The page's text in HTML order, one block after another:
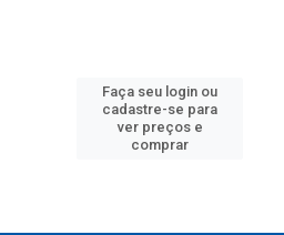
Faça seu login ou
cadastre-se para
ver preços e
comprar